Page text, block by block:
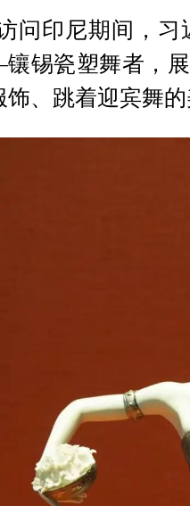
问印尼期间，习
锡瓷塑舞者，展
饰、跳着迎宾舞